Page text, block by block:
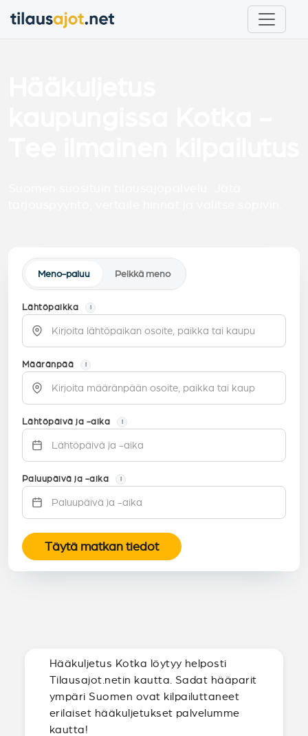
Meno-paluu Pelkkä meno
Lähtöpaikka i
Määränpää i
Lähtöpäivä ja -aika i
Paluupäivä ja -aika i
Täytä matkan tiedot
Hääkuljetus Kotka löytyy helposti
Tilausajot.netin kautta. Sadat hääparit
ympäri Suomen ovat kilpailuttaneet
erilaiset hääkuljetukset palvelumme
kautta!